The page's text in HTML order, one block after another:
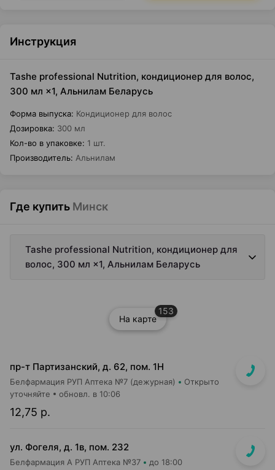
Инструкция
Tashe professional Nutrition, кондиционер для волос,
300 мл ×1, Альнилам Беларусь
Форма выпуска: Кондиционер для волос
Дозировка: 300 мл
Кол-во в упаковке: 1 шт.
Производитель: Альнилам
Где купить Минск
Tashe professional Nutrition, кондиционер для
волос, 300 мл ×1, Альнилам Беларусь
На карте
153
пр-т Партизанский, д. 62, пом. 1Н
Белфармация РУП Аптека №7 (дежурная) Открыто
12,75 р.
уточняйте обновл. в 10:06
ул. Фогеля, д. 1в, пом. 232
Белфармация А РУП Аптека №37 до 18:00